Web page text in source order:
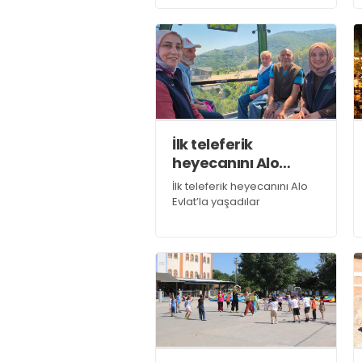
İlk teleferik
heyecanını Alo
Evlat’la yaşadılar
İlk teleferik heyecanını Alo
Evlat’la yaşadılar